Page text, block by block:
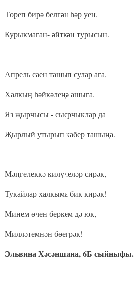
Төреп бирә белгән һәр уен,
Курыкмаган- әйткән турысын.
Апрель саен ташып сулар ага,
Халкың һәйкәлеңә ашыга.
Яз җырчысы - сыерчыклар да
Җырлый утырып кабер ташыңа.
Мәңгелеккә килүчеләр сирәк,
Тукайлар халкыма бик кирәк!
Минем өчен беркем дә юк,
Милләтемнән бөегрәк!
Эльвина Хәсәншина, 6Б сыйныфы.